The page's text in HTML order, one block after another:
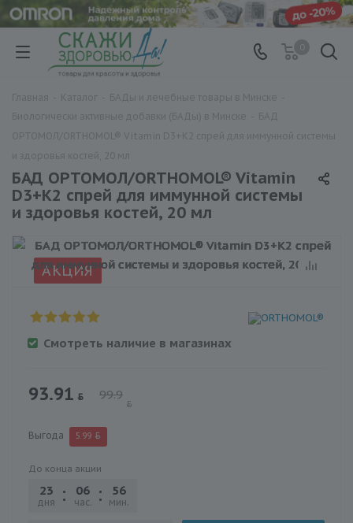
БАД ОРТОМОЛ/ORTHOMOL® Vitamin
D3+K2 спрей для иммунной системы
и здоровья костей, 20 мл
АКЦИЯ
Смотреть наличие в магазинах
93.91 99.9
Выгода 5.99
До конца акции
23
дня
06
час.
56
мин.